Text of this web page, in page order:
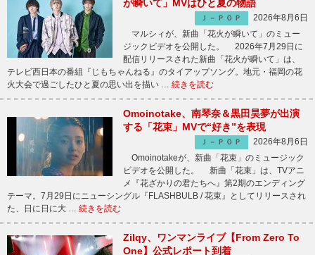
が瞬いて」MVはひと夏の物語
Ｊ－ＰＯＰ
2026年8月6日
マルシィが、新曲「花火が瞬いて」のミュー
ジックビデオを公開した。 2026年7月29日に
配信リリースされた新曲「花火が瞬いて」は、
テレビ西日本の番組『じもちゃんねる』のタイアップソング。地元・福岡の花
火大会で過ごしたひと夏の思い出を描い … 続きを読む
Omoinotake、南琴奈＆黒田昊夢が出演
する「花束」MVで“好き”を表現
Ｊ－ＰＯＰ
2026年8月6日
Omoinotakeが、新曲「花束」のミュージック
ビデオを公開した。 新曲「花束」は、TVアニ
メ『花ざかりの君たちへ』第2期のエンディング
テーマ。7月29日にニューシングル『FLASHBULB / 花束』としてリリースされ
た、日に日に大 … 続きを読む
Zilqy、ワンマンライブ【From Zero To
One】公式レポート到着